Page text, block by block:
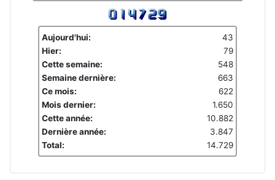
Aujourd'hui:
43
Hier:
79
Cette semaine:
548
Semaine dernière:
663
Ce mois:
622
Mois dernier:
1.650
Cette année:
10.882
Dernière année:
3.847
Total:
14.729